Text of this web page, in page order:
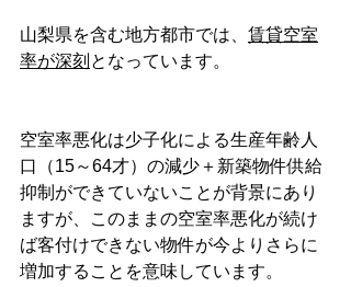
山梨県を含む地方都市では、 賃貸空室
率が深刻 となっています。
空室率悪化は少子化による生産年齢人
口（15～64才）の減少＋新築物件供給
抑制ができていないことが背景にあり
ますが、このままの空室率悪化が続け
ば客付けできない物件が今よりさらに
増加することを意味しています。